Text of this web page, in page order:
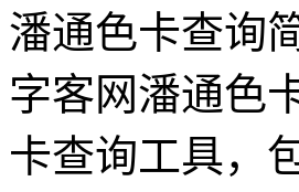
潘通色卡查询
字客网潘通色
卡查询工具，